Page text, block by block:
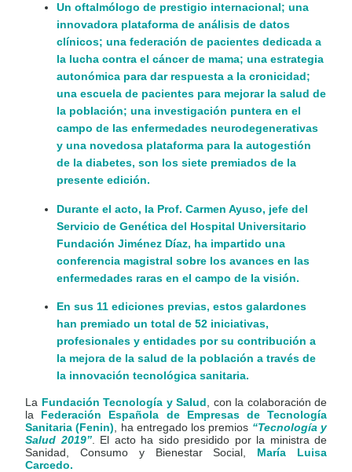
Un oftalmólogo de prestigio internacional; una
innovadora plataforma de análisis de datos
clínicos; una federación de pacientes dedicada a
la lucha contra el cáncer de mama; una estrategia
autonómica para dar respuesta a la cronicidad;
una escuela de pacientes para mejorar la salud de
la población; una investigación puntera en el
campo de las enfermedades neurodegenerativas
y una novedosa plataforma para la autogestión
de la diabetes, son los siete premiados de la
presente edición.
Durante el acto, la Prof. Carmen Ayuso, jefe del
Servicio de Genética del Hospital Universitario
Fundación Jiménez Díaz, ha impartido una
conferencia magistral sobre los avances en las
enfermedades raras en el campo de la visión.
En sus 11 ediciones previas, estos galardones
han premiado un total de 52 iniciativas,
profesionales y entidades por su contribución a
la mejora de la salud de la población a través de
la innovación tecnológica sanitaria.
La Fundación Tecnología y Salud , con la colaboración de
la Federación Española de Empresas de Tecnología
Sanitaria (Fenin) , ha entregado los premios “Tecnología y
Salud 2019”. El acto ha sido presidido por la ministra de
Sanidad, Consumo y Bienestar Social, María Luisa
Carcedo.